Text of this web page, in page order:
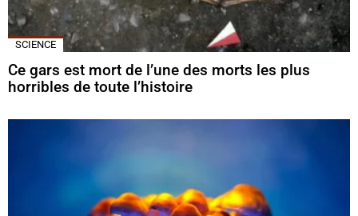
SCIENCE
Ce gars est mort de l’une des morts les plus
horribles de toute l’histoire